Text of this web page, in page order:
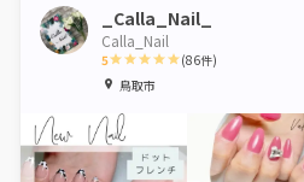
_Calla_Nail_
Calla_Nail
5
1 2 3 4
(86件)
鳥取市